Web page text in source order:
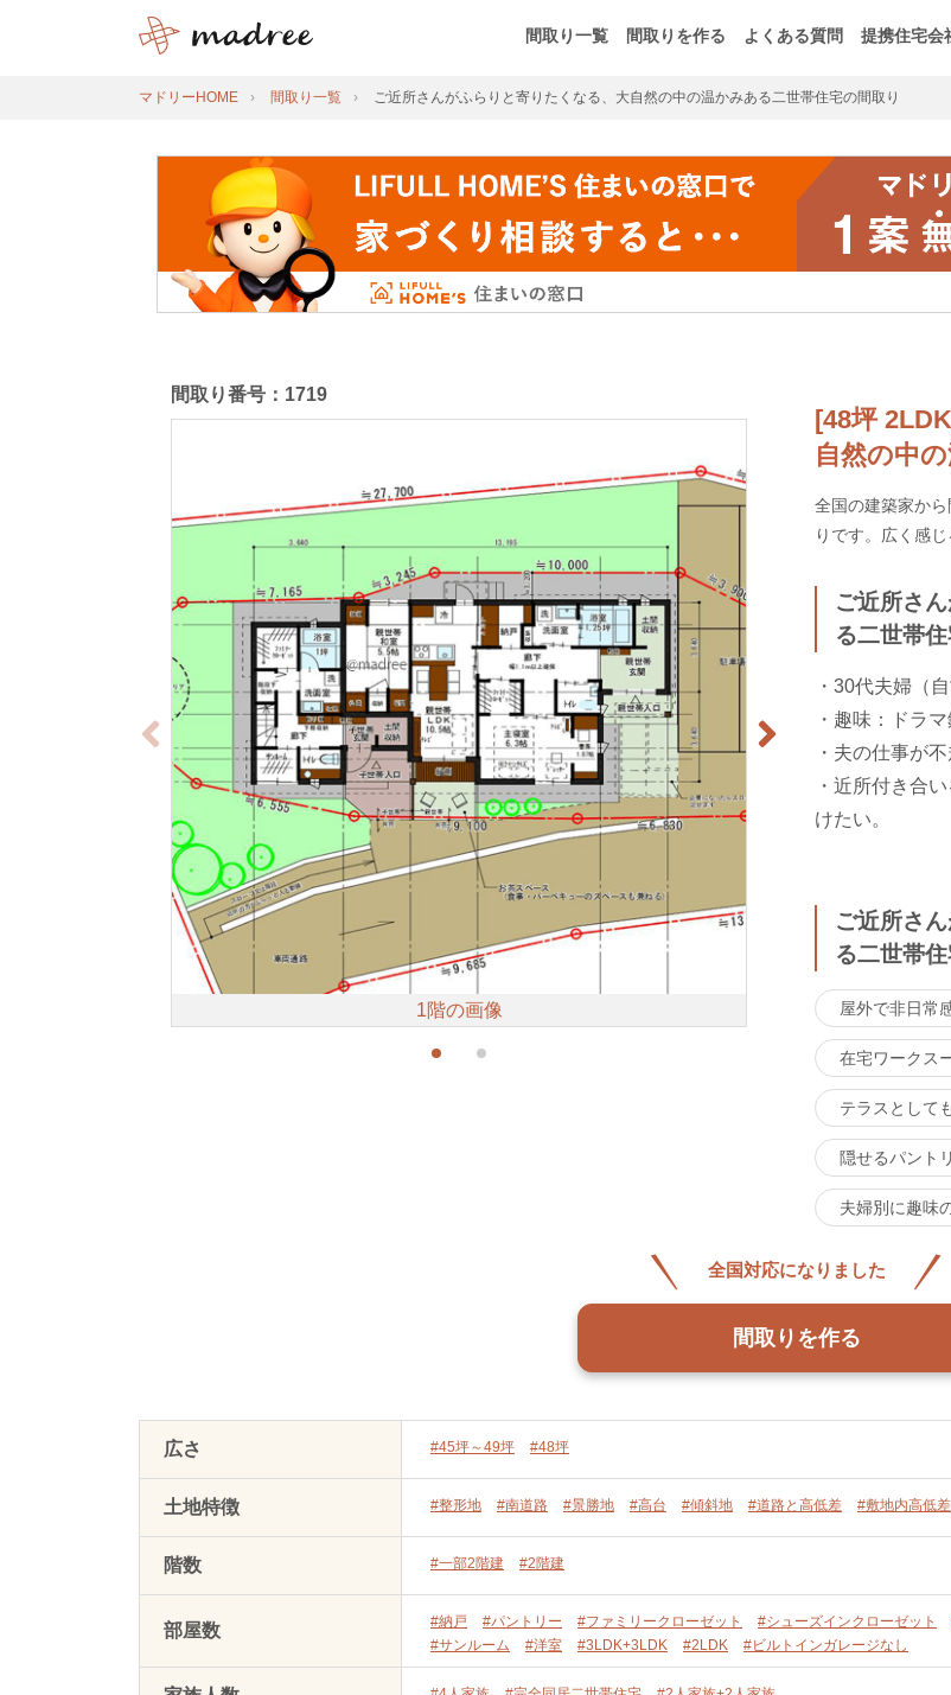
間取り一覧 間取りを作る よくある質問 提携住宅会
マドリーHOME 間取り一覧 ご近所さんがふらりと寄りたくなる、大自然の中の温かみある二世帯住宅の間取り
[48坪
自然の中
全国の建築家か
りです。広く感
ご近所さ
る二世帯
・30代夫婦（
・趣味：ドラ
・夫の仕事が
・近所付き合
けたい。
ご近所さ
る二世帯
屋外で非日常
在宅ワークス
テラスとして
隠せるパント
夫婦別に趣味
間取り番号：1719
1階の画像
全国対応になりました
間取りを作る
広さ #45坪～49坪 #48坪
土地特徴 #整形地 #南道路 #景勝地 #高台 #傾斜地 #道路と高低差 #敷地内高低差
階数 #一部2階建 #2階建
部屋数 #納戸 #パントリー #ファミリークローゼット #シューズインクローゼット
#サンルーム
#洋室 #3LDK+3LDK #2LDK #ビルトインガレージなし